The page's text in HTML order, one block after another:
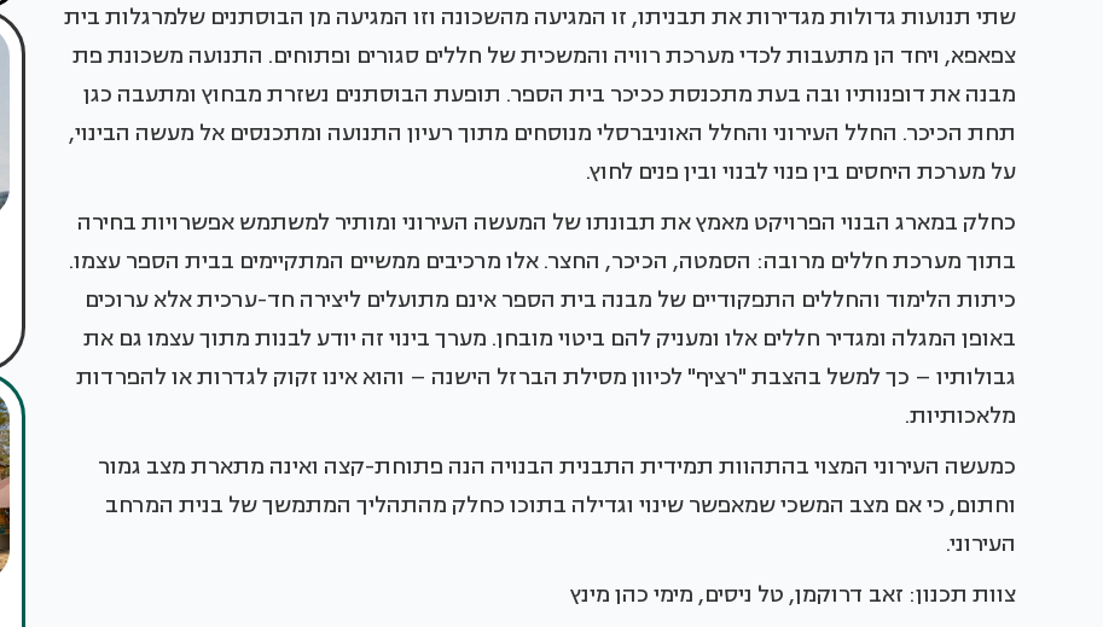
שתי תנועות גדולות מגדירות את תבניתו, זו המגיעה מהשכונה וזו המגיעה מן הבוסתנים שלמרגלות בית
צפאפא, ויחד הן מתעבות לכדי מערכת רוויה והמשכית של חללים סגורים ופתוחים. התנועה משכונת פת
מבנה את דופנותיו ובה בעת מתכנסת ככיכר בית הספר. תופעת הבוסתנים נשזרת מבחוץ ומתעבה כגן
תחת הכיכר. החלל העירוני והחלל האוניברסלי מנוסחים מתוך רעיון התנועה ומתכנסים אל מעשה הבינוי,
על מערכת היחסים בין פנוי לבנוי ובין פנים לחוץ.
כחלק במארג הבנוי הפרויקט מאמץ את תבונתו של המעשה העירוני ומותיר למשתמש אפשרויות בחירה
בתוך מערכת חללים מרובה: הסמטה, הכיכר, החצר. אלו מרכיבים ממשיים המתקיימים בבית הספר עצמו.
כיתות הלימוד והחללים התפקודיים של מבנה בית הספר אינם מתועלים ליצירה חד-ערכית אלא ערוכים
באופן המגלה ומגדיר חללים אלו ומעניק להם ביטוי מובחן. מערך בינוי זה יודע לבנות מתוך עצמו גם את
גבולותיו – כך למשל בהצבת "רציף" לכיוון מסילת הברזל הישנה – והוא אינו זקוק לגדרות או להפרדות
מלאכותיות.
כמעשה העירוני המצוי בהתהוות תמידית התבנית הבנויה הנה פתוחת-קצה ואינה מתארת מצב גמור
וחתום, כי אם מצב המשכי שמאפשר שינוי וגדילה בתוכו כחלק מהתהליך המתמשך של בנית המרחב
העירוני.
צוות תכנון: זאב דרוקמן, טל ניסים, מימי כהן מינץ